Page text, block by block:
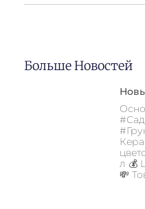
Больше Новостей
л 💰
💸